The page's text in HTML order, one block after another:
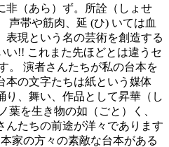
非（あら）ず。所詮（しょせ
声帯や筋肉、延 (ひ) いては血
表現という名の芸術を創造する
い!! これまた先ほどとは違うセ
。 演者さんたちが私の台本を
本の文字たちは紙という媒体
り、舞い、作品として昇華（し
葉を生き物の如（ごと）く、
んたちの前途が洋々であります
家の方々の素敵な台本がある